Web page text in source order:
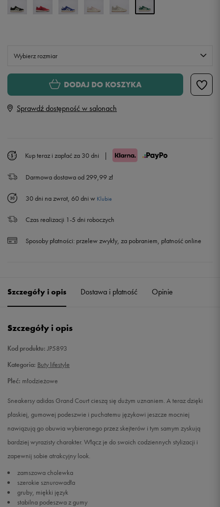
Wybierz rozmiar
Rozmiary EU
20,8 cm
35,5 21,6 cm Powiadom o dostępności
36 22,1 cm
36 2/3 22,5 cm
39 1/3 24,2 cm
40 24,6 cm
DODAJ DO KOSZYKA
Sprawdź dostępność w salonach
Kup teraz i zapłać za 30 dni |
Darmowa dostawa od 299,99 zł
30 dni na zwrot, 60 dni w Klubie
Czas realizacji 1-5 dni roboczych
Sposoby płatności: przelew zwykły, za pobraniem, płatność online
Szczegóły i opis Dostawa i płatność Opinie
Szczegóły i opis
Kod produktu:JP5893
Kategoria: Buty lifestyle
Płeć: młodzieżowe
Sneakersy adidas Grand Court cieszą się dużym uznaniem. A teraz dzięki
płaskiej, gumowej podeszwie i puchatemu językowi jeszcze mocniej
nawiązują go obuwia wybieranego przez skejterów i tym samym zyskują
bardziej wyrazisty charakter. Włącz je do swoich codziennych stylizacji i
zapewnij sobie atrakcyjny look.
zamszowa cholewka
szerokie sznurowadła
gruby, miękki język
stabilna podeszwa z gumy